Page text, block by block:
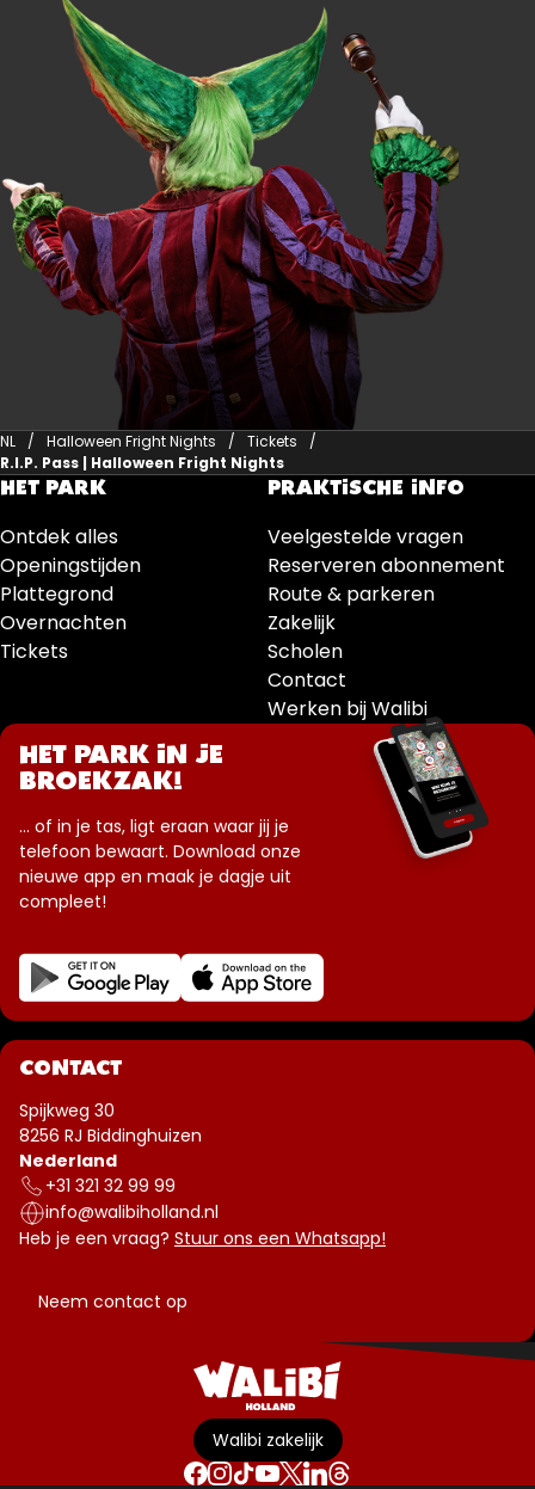
NL Halloween Fright Nights
Tickets
R.I.P. Pass | Halloween Fright Nights
HET PARK
Ontdek alles
Openingstijden
Plattegrond
Overnachten
Tickets
PRAKTISCHE INFO
Veelgestelde vragen
Reserveren abonnement
Route & parkeren
Zakelijk
Scholen
Contact
Werken bij Walibi
HET PARK IN JE
BROEKZAK!
... of in je tas, ligt eraan waar jij je
telefoon bewaart. Download onze
nieuwe app en maak je dagje uit
compleet!
CONTACT
Spijkweg 30
8256 RJ Biddinghuizen
Nederland
+31 321 32 99 99
info@walibiholland.nl
Heb je een vraag? Stuur ons een Whatsapp!
Neem contact op
Walibi zakelijk